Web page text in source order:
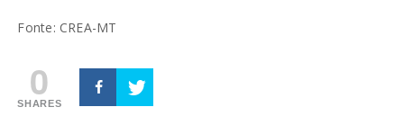
Fonte: CREA-MT
0
SHARES